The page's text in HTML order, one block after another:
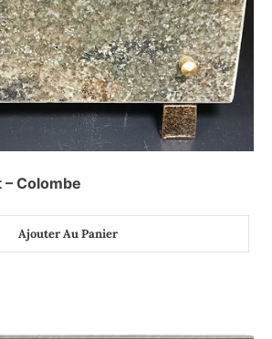
– Colombe
Ajouter Au Panier